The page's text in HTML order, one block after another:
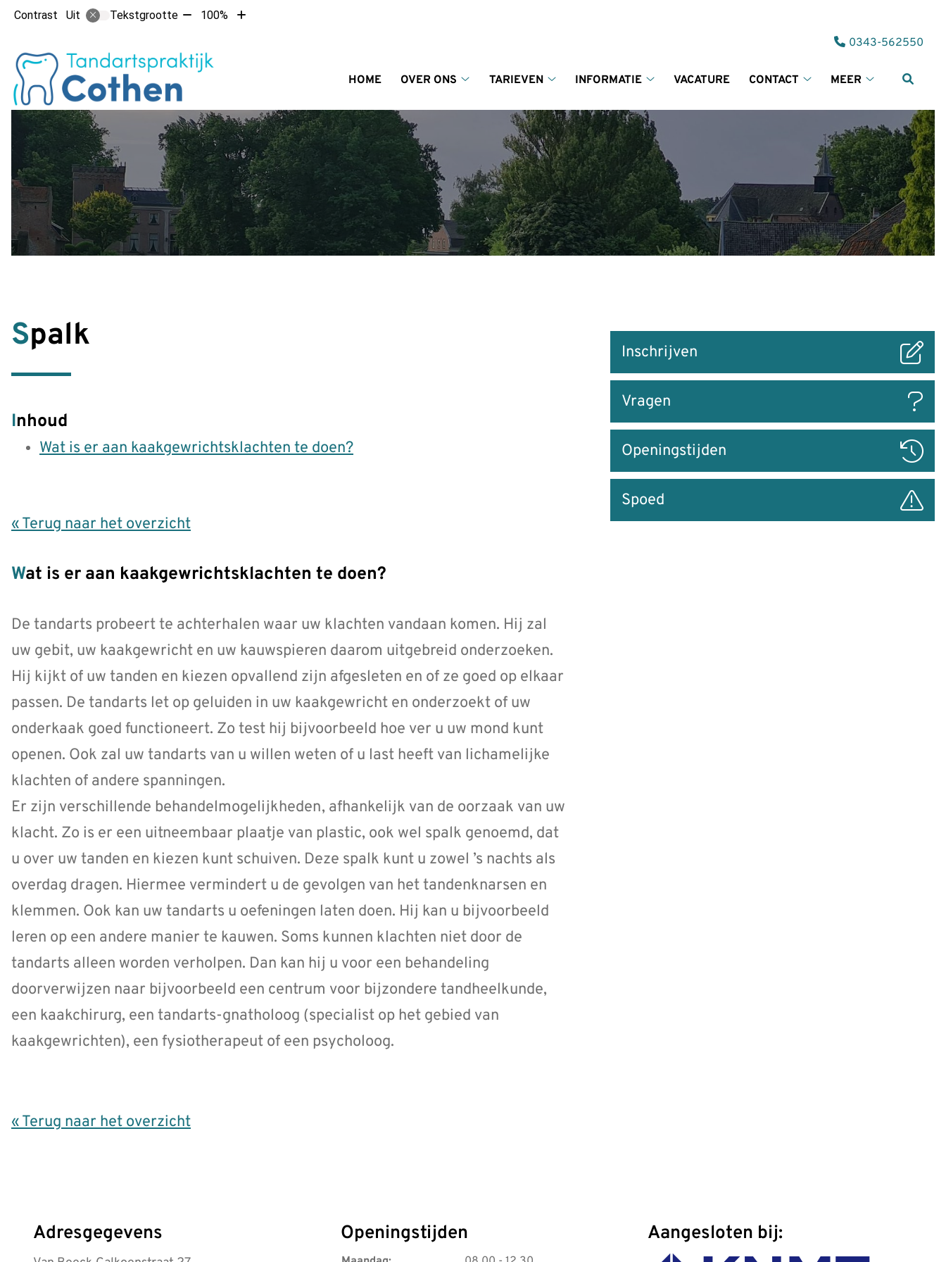
Contrast Uit Tekstgrootte Tekst
10%
100%
Tekst
HOME
OVER ONS
ons
submenu
TARIEVEN
submenu
INFORMATIE
submenu
VACATURE
CONTACT
submenu
MEER
submenu
Tel:
0343-562550
Spalk
Inhoud
Wat is er aan kaakgewrichtsklachten te doen?
« Terug naar het overzicht
Wat is er aan kaakgewrichtsklachten te doen?
De tandarts probeert te achterhalen waar uw klachten vandaan komen. Hij zal
uw gebit, uw kaakgewricht en uw kauwspieren daarom uitgebreid onderzoeken.
Hij kijkt of uw tanden en kiezen opvallend zijn afgesleten en of ze goed op elkaar
passen. De tandarts let op geluiden in uw kaakgewricht en onderzoekt of uw
onderkaak goed functioneert. Zo test hij bijvoorbeeld hoe ver u uw mond kunt
openen. Ook zal uw tandarts van u willen weten of u last heeft van lichamelijke
klachten of andere spanningen.
Er zijn verschillende behandelmogelijkheden, afhankelijk van de oorzaak van uw
klacht. Zo is er een uitneembaar plaatje van plastic, ook wel spalk genoemd, dat
u over uw tanden en kiezen kunt schuiven. Deze spalk kunt u zowel ’s nachts als
overdag dragen. Hiermee vermindert u de gevolgen van het tandenknarsen en
klemmen. Ook kan uw tandarts u oefeningen laten doen. Hij kan u bijvoorbeeld
leren op een andere manier te kauwen. Soms kunnen klachten niet door de
tandarts alleen worden verholpen. Dan kan hij u voor een behandeling
doorverwijzen naar bijvoorbeeld een centrum voor bijzondere tandheelkunde,
een kaakchirurg, een tandarts-gnatholoog (specialist op het gebied van
kaakgewrichten), een fysiotherapeut of een psycholoog.
« Terug naar het overzicht
naar
Inschrijven
Vragen
Openingstijden
Spoed
Adresgegevens Openingstijden Aangesloten bij: